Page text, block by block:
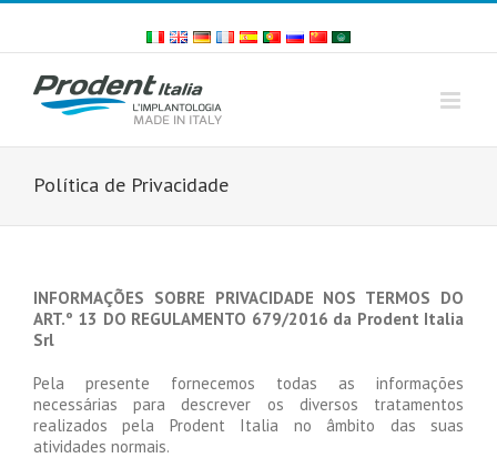
Skip
content
Política de Privacidade
INFORMAÇÕES SOBRE PRIVACIDADE NOS TERMOS DO
ART.º 13 DO REGULAMENTO 679/2016 da Prodent Italia
Srl
Pela presente fornecemos todas as informações
necessárias para descrever os diversos tratamentos
realizados pela Prodent Italia no âmbito das suas
atividades normais.